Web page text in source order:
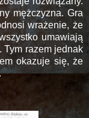
mężczyzna. Gra
wrażenie, że
umawiają
Tym razem jednak
okazuje się, że